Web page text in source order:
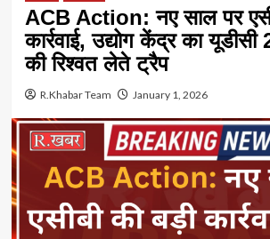
ACB Action: नए साल पर
कार्रवाई, उद्योग केंद्र का
की रिश्वत लेते ट्रैप
R.Khabar Team January 1, 2026